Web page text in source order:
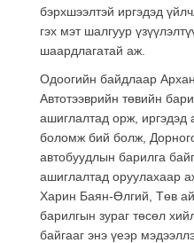
бэрхшээлтэй иргэдэд
гэх мэт шалгуур
шаардлагатай аж.
Одоогийн байдлаар
Автотээврийн төвийн
ашиглалтад орж, иргэдэд
боломж бий болж,
автобуудлын барилга
ашиглалтад оруулахаар
Харин Баян-Өлгий, Төв
барилгын зураг төсөл
байгааг энэ үеэр